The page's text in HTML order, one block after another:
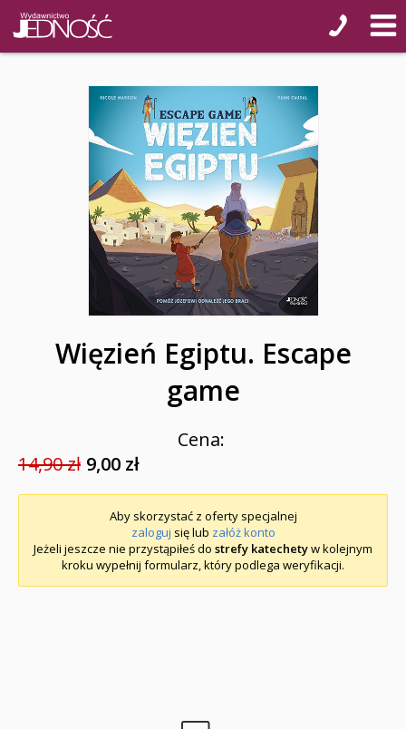
Więzień Egiptu. Escape
game
Cena:
14,90 zł 9,00 zł
Aby skorzystać z oferty specjalnej
zaloguj się lub załóż konto
Jeżeli jeszcze nie przystąpiłeś do strefy katechetyw kolejnym
kroku wypełnij formularz, który podlega weryfikacji.